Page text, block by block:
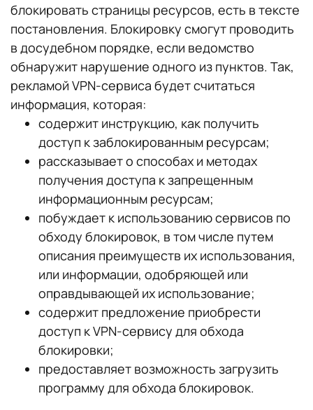
блокировать страницы ресурсов, есть в тексте
постановления. Блокировку смогут проводить
в досудебном порядке, если ведомство
обнаружит нарушение одного из пунктов. Так,
рекламой VPN-сервиса будет считаться
информация, которая:
содержит инструкцию, как получить
доступ к заблокированным ресурсам;
рассказывает о способах и методах
получения доступа к запрещенным
информационным ресурсам;
побуждает к использованию сервисов по
обходу блокировок, в том числе путем
описания преимуществ их использования,
или информации, одобряющей или
оправдывающей их использование;
содержит предложение приобрести
доступ к VPN-сервису для обхода
блокировки;
предоставляет возможность загрузить
программу для обхода блокировок.